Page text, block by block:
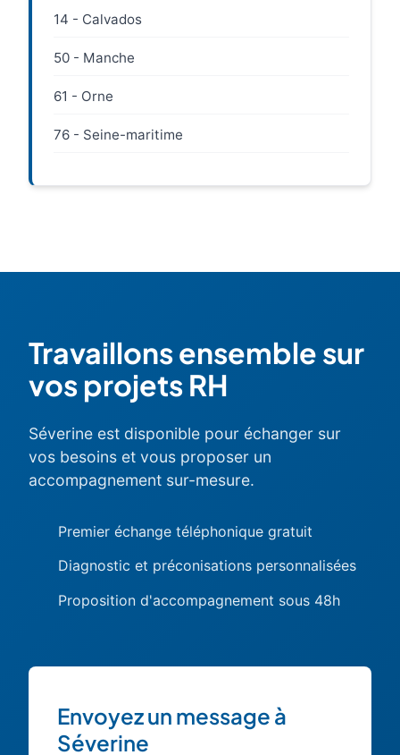
14 - Calvados
50 - Manche
61 - Orne
76 - Seine-maritime
Travaillons ensemble sur
vos projets RH
Séverine est disponible pour échanger sur
vos besoins et vous proposer un
accompagnement sur-mesure.
Premier échange téléphonique gratuit
Diagnostic et préconisations personnalisées
Proposition d'accompagnement sous 48h
Envoyez un message à
Séverine